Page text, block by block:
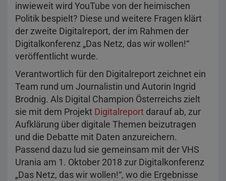
inwieweit wird YouTube von der heimischen
Politik bespielt? Diese und weitere Fragen klärt
der zweite Digitalreport, der im Rahmen der
Digitalkonferenz „Das Netz, das wir wollen!“
veröffentlicht wurde.
Verantwortlich für den Digitalreport zeichnet ein
Team rund um Journalistin und Autorin Ingrid
Brodnig. Als Digital Champion Österreichs zielt
sie mit dem Projekt Digitalreport darauf ab, zur
Aufklärung über digitale Themen beizutragen
und die Debatte mit Daten anzureichern.
Passend dazu lud sie gemeinsam mit der VHS
Urania am 1. Oktober 2018 zur Digitalkonferenz
„Das Netz, das wir wollen!“, wo die Ergebnisse